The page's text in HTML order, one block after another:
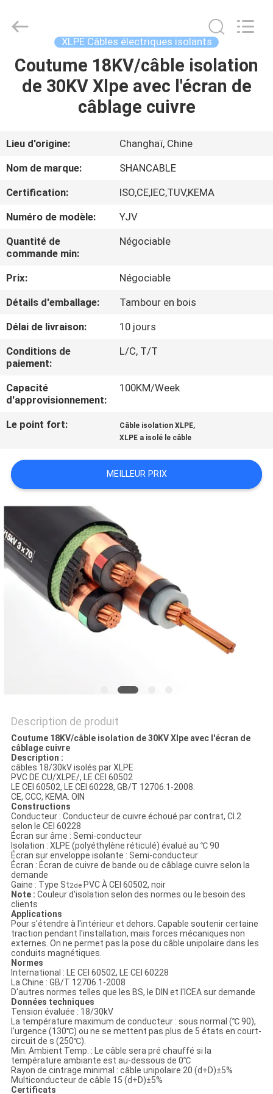
APERÇU
PRODUITS
VIDÉOS
SHOW
A
PROPOS
DE
NOUS
VISITE
D'USINE
CONTRÔLE
DE
QUALITÉ
CONTACT
NOUVELLES
BLOG
DEMANDE
PLAN
DU
SITE
POLITIQUE
DE
CONFIDENTIALITÉ
Cable
(Group)
Rights
Reserved.
XLPE Câbles électriques isolants
Coutume 18KV/câble isolation
de 30KV Xlpe avec l'écran de
câblage cuivre
Lieu d'origine:
Changhaï, Chine
Nom de marque:
SHANCABLE
Certification:
ISO,CE,IEC,TUV,KEMA
Numéro de modèle:
YJV
Quantité de
commande min:
Négociable
Prix:
Négociable
Détails d'emballage:
Tambour en bois
Délai de livraison:
10 jours
Conditions de
paiement:
L/C, T/T
Capacité
d'approvisionnement:
100KM/Week
Le point fort: Câble isolation XLPE,
XLPE a isolé le câble
MEILLEUR PRIX
Description de produit
Coutume 18KV/câble isolation de 30KV Xlpe avec l'écran de
câblage cuivre
Description :
câbles 18/30kV isolés par XLPE
PVC DE CU/XLPE/, LE CEI 60502
LE CEI 60502, LE CEI 60228, GB/T 12706.1-2008.
CE, CCC, KEMA. OIN
Constructions
Conducteur : Conducteur de cuivre échoué par contrat, Cl.2
selon le CEI 60228
Écran sur âme : Semi-conducteur
Isolation : XLPE (polyéthylène réticulé) évalué au ℃ 90
Écran sur enveloppe isolante : Semi-conducteur
Écran : Écran de cuivre de bande ou de câblage cuivre selon la
demande
Gaine : Type St2dePVC À CEI 60502, noir
Note : Couleur d'isolation selon des normes ou le besoin des
clients
Applications
Pour s'étendre à l'intérieur et dehors. Capable soutenir certaine
traction pendant l'installation, mais forces mécaniques non
externes. On ne permet pas la pose du câble unipolaire dans les
conduits magnétiques.
Normes
International : LE CEI 60502, LE CEI 60228
La Chine : GB/T 12706.1-2008
D'autres normes telles que les BS, le DIN et l'ICEA sur demande
Données techniques
Tension évaluée : 18/30kV
La température maximum de conducteur : sous normal (℃ 90),
l'urgence (130℃) ou ne se mettent pas plus de 5 états en court-
circuit de s (250℃).
Min. Ambient Temp. : Le câble sera pré chauffé si la
température ambiante est au-dessous de 0℃
Rayon de cintrage minimal : câble unipolaire 20 (d+D)±5%
Multiconducteur de câble 15 (d+D)±5%
Certificats